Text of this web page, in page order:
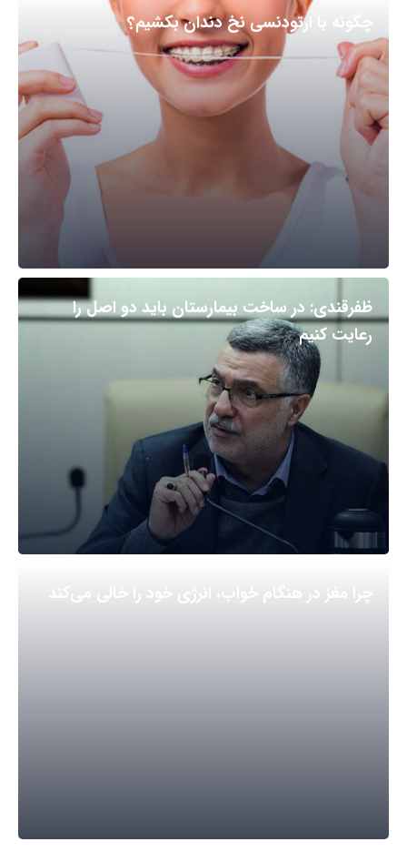
چگونه با ارتودنسی نخ دندان بکشیم؟
ظفرقندی: در ساخت بیمارستان باید دو اصل را
رعایت کنیم
چرا مغز در هنگام خواب، انرژی خود را خالی می‌کند